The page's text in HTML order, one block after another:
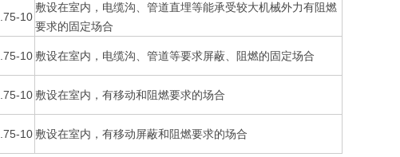
10
敷设在室内，电缆沟、管道直埋等能承受较大机械外力有阻燃
要求的固定场合
10 敷设在室内，电缆沟、管道等要求屏蔽、阻燃的固定场合
10 敷设在室内，有移动和阻燃要求的场合
10 敷设在室内，有移动屏蔽和阻燃要求的场合